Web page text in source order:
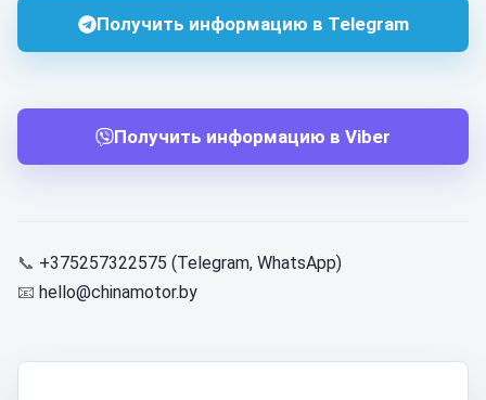
Получить информацию в Telegram
Получить информацию в Viber
📞 +375257322575 (Telegram, WhatsApp)
📧 hello@chinamotor.by